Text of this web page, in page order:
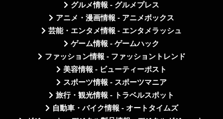
グルメ情報 - グルメプレス
アニメ・漫画情報 - アニメボックス
芸能・エンタメ情報 - エンタメラッシュ
ゲーム情報 - ゲームハック
ファッション情報 - ファッショントレンド
美容情報 - ビューティーポスト
スポーツ情報 - スポーツマニア
旅行・観光情報 - トラベルスポット
自動車・バイク情報 - オートタイムズ